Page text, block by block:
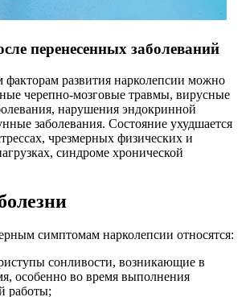
перенесенных заболеваний
развития нарколепсии можно
черепно-мозговые травмы, вирусные
нарушения эндокринной
заболевания. Состояние ухудшается
чрезмерных физических и
синдроме хронической
симптомам нарколепсии относятся:
сонливости, возникающие в
особенно во время выполнения
работы;